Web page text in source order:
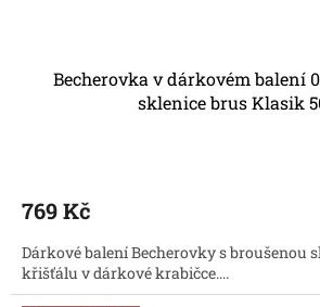
Becherovka v dárkovém balení
sklenice brus Klasik
769 Kč
Dárkové balení Becherovky s broušenou
křišťálu v dárkové krabičce....